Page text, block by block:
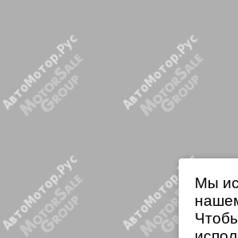
Мы